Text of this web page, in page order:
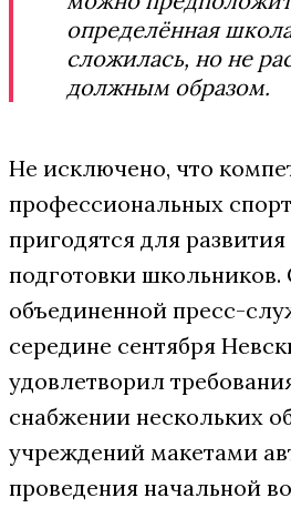
определённая
сложилась, но не
должным образом.
Не исключено, что
профессиональных
пригодятся для
подготовки школьников.
объединенной пресс-
середине сентября
удовлетворил
снабжении нескольких
учреждений макетами
проведения начальной